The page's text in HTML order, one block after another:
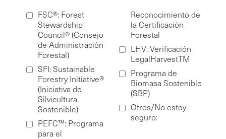
FSC®: Forest
Stewardship
Council® (Consejo
de Administración
Forestal)
SFI: Sustainable
Forestry Initiative®
(Iniciativa de
Silvicultura
Sostenible)
PEFC™: Programa
para el
Reconocimiento de
la Certificación
Forestal
LHV: Verificación
LegalHarvestTM
Programa de
Biomasa Sostenible
(SBP)
Otros/No estoy
seguro: